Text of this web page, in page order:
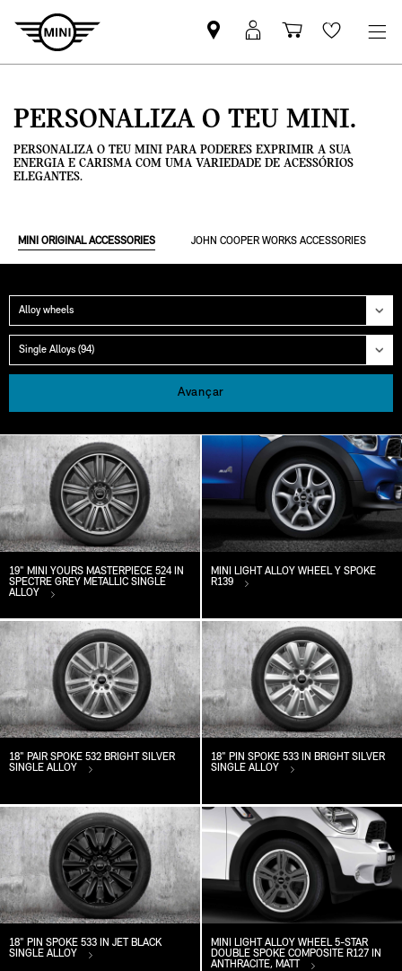
Pesquisar
parceiro
Iniciar
sessão
Carrinho
de
Wishlist
PERSONALIZA O TEU MINI.
PERSONALIZA O TEU MINI PARA PODERES EXPRIMIR A SUA
ENERGIA E CARISMA COM UMA VARIEDADE DE ACESSÓRIOS
ELEGANTES.
MINI ORIGINAL ACCESSORIES JOHN COOPER WORKS ACCESSORIES
Categoria
Grupo
Avançar
19" MINI YOURS MASTERPIECE 524 IN
SPECTRE GREY METALLIC SINGLE
ALLOY
MINI LIGHT ALLOY WHEEL Y SPOKE
R139
18" PAIR SPOKE 532 BRIGHT SILVER
SINGLE ALLOY
18" PIN SPOKE 533 IN BRIGHT SILVER
SINGLE ALLOY
18" PIN SPOKE 533 IN JET BLACK
SINGLE ALLOY
MINI LIGHT ALLOY WHEEL 5-STAR
DOUBLE SPOKE COMPOSITE R127 IN
ANTHRACITE, MATT